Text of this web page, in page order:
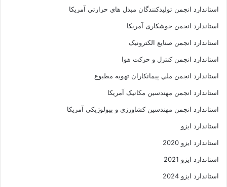
استاندارد انجمن توليدکنندگان مبدل هاي حرارتي آمريکا
استاندارد انجمن جوشکاری آمریکا
استاندارد انجمن صنايع الکترونيک
استاندارد انجمن کنترل و حرکت هوا
استاندارد انجمن ملي پيمانکاران تهويه مطبوع
استاندارد انجمن مهندسين مکانيک آمريکا
استاندارد انجمن مهندسین کشاورزی و بیولوژیکی آمریکا
استاندارد ایزو
استاندارد ایزو 2020
استاندارد ایزو 2021
استاندارد ایزو 2024